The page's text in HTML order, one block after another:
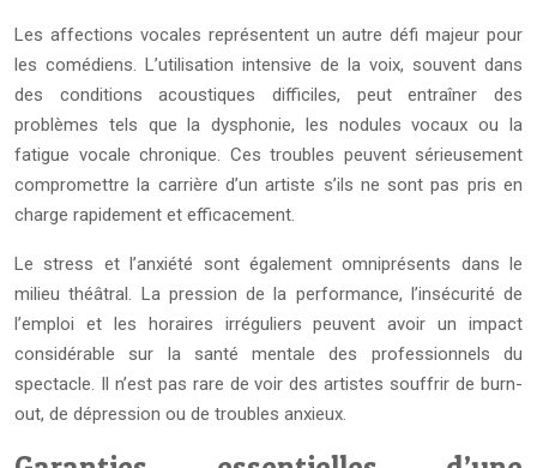
Les affections vocales représentent un autre défi majeur pour
les comédiens. L’utilisation intensive de la voix, souvent dans
des conditions acoustiques difficiles, peut entraîner des
problèmes tels que la dysphonie, les nodules vocaux ou la
fatigue vocale chronique. Ces troubles peuvent sérieusement
compromettre la carrière d’un artiste s’ils ne sont pas pris en
charge rapidement et efficacement.
Le stress et l’anxiété sont également omniprésents dans le
milieu théâtral. La pression de la performance, l’insécurité de
l’emploi et les horaires irréguliers peuvent avoir un impact
considérable sur la santé mentale des professionnels du
spectacle. Il n’est pas rare de voir des artistes souffrir de burn-
out, de dépression ou de troubles anxieux.